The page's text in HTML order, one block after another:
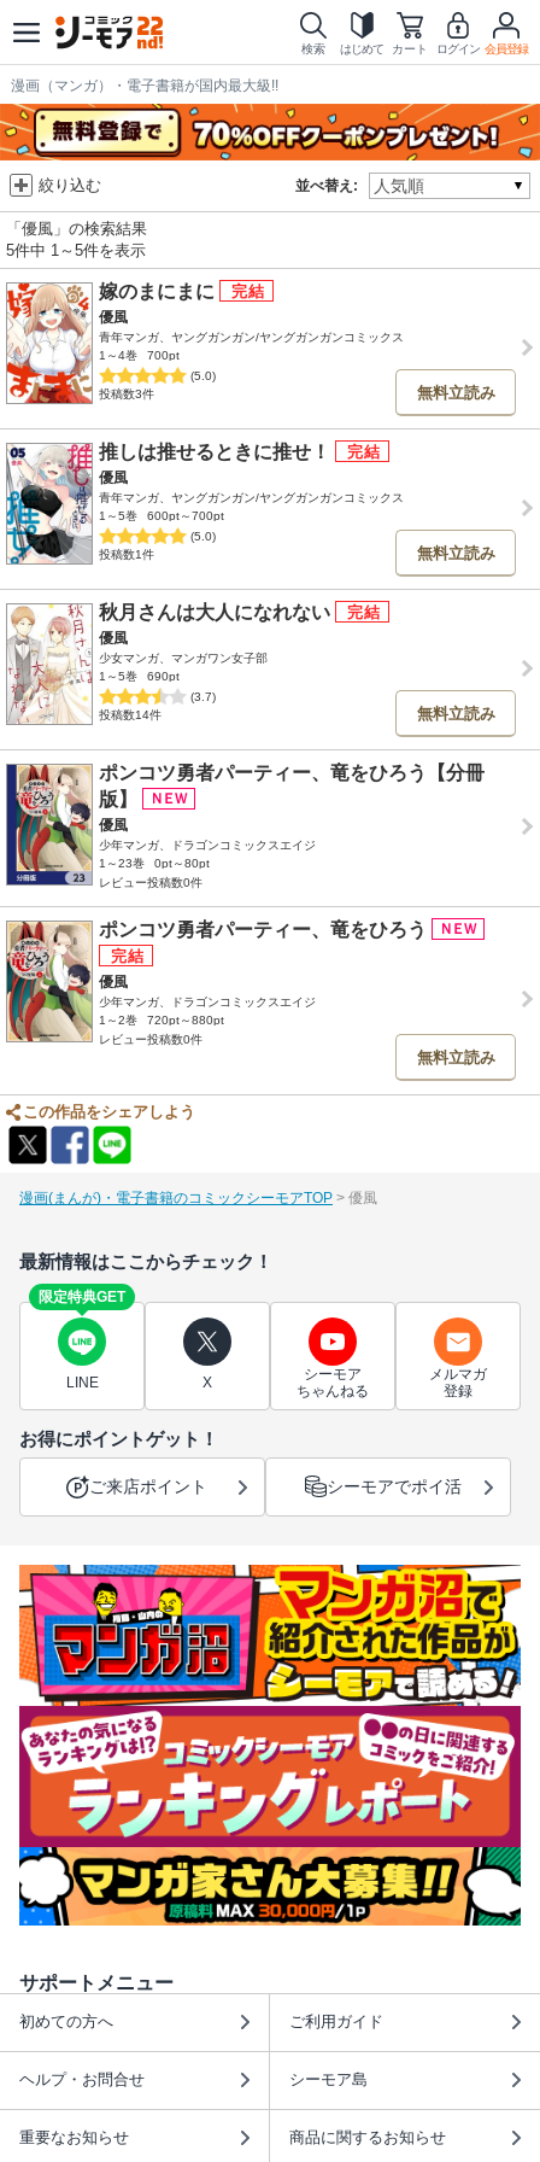
検索 はじめて カート ログイン 会員登録
漫画（マンガ）・電子書籍が国内最大級!!
並べ替え:
絞り込む
「優風」の検索結果
5件中 1～5件を表示
嫁のまにまに
優風
青年マンガ、ヤングガンガン/ヤングガンガンコミックス
1～4巻
700pt
(5.0)
投稿数3件
無料立読み
推しは推せるときに推せ！
優風
青年マンガ、ヤングガンガン/ヤングガンガンコミックス
1～5巻
600pt～700pt
(5.0)
投稿数1件
無料立読み
秋月さんは大人になれない
優風
少女マンガ、マンガワン女子部
1～5巻
690pt
(3.7)
投稿数14件
無料立読み
ポンコツ勇者パーティー、竜をひろう【分冊
版】
優風
少年マンガ、ドラゴンコミックスエイジ
1～23巻
0pt～80pt
レビュー投稿数0件
ポンコツ勇者パーティー、竜をひろう
優風
少年マンガ、ドラゴンコミックスエイジ
1～2巻
720pt～880pt
レビュー投稿数0件
無料立読み
この作品をシェアしよう
漫画(まんが)・電子書籍のコミックシーモアTOP 優風
最新情報はここからチェック！
限定特典GET
LINE X
シーモア
ちゃんねる
メルマガ
登録
お得にポイントゲット！
ご来店ポイント シーモアでポイ活
サポートメニュー
初めての方へ ご利用ガイド
ヘルプ・お問合せ シーモア島
重要なお知らせ 商品に関するお知らせ